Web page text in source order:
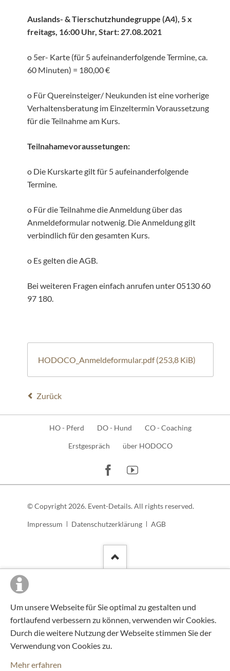
Um unsere Webseite für Sie optimal zu gestalten und
fortlaufend verbessern zu können, verwenden wir Cookies.
Durch die weitere Nutzung der Webseite stimmen Sie der
Verwendung von Cookies zu.
Mehr erfahren
Auslands- & Tierschutzhundegruppe (A4), 5 x
freitags, 16:00 Uhr, Start: 27.08.2021
o 5er- Karte (für 5 aufeinanderfolgende Termine, ca.
60 Minuten) = 180,00 €
o Für Quereinsteiger/ Neukunden ist eine vorherige
Verhaltensberatung im Einzeltermin Voraussetzung
für die Teilnahme am Kurs.
Teilnahamevoraussetungen:
o Die Kurskarte gilt für 5 aufeinanderfolgende
Termine.
o Für die Teilnahme die Anmeldung über das
Anmeldeformular notwenig. Die Anmeldung gilt
verbindlich für den gesamten Kurs.
o Es gelten die AGB.
Bei weiteren Fragen einfach anrufen unter 05130 60
97 180.
HODOCO_Anmeldeformular.pdf(253,8 KiB)
Zurück
Navigation
HO - Pferd DO - Hund CO - Coaching
Erstgespräch über HODOCO
© Copyright 2026. Event-Details. All rights reserved.
Navigation
Impressum Datenschutzerklärung AGB